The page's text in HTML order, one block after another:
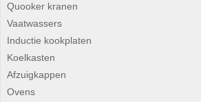
Quooker kranen
Vaatwassers
Inductie kookplaten
Koelkasten
Afzuigkappen
Ovens